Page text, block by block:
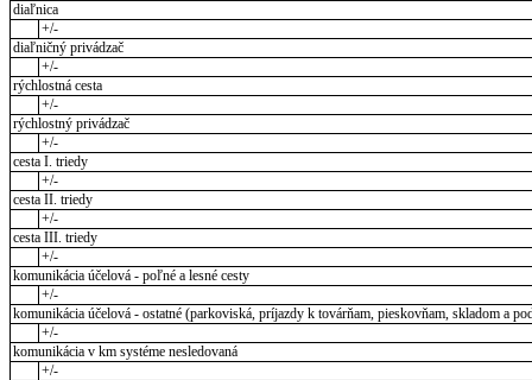
diaľnica
+/-
diaľničný privádzač
+/-
rýchlostná cesta
+/-
rýchlostný privádzač
+/-
cesta I. triedy
+/-
cesta II. triedy
+/-
cesta III. triedy
+/-
komunikácia účelová - poľné a lesné cesty
+/-
komunikácia účelová - ostatné (parkoviská, príjazdy k továrňam, pieskovňam, skladom a
+/-
komunikácia v km systéme nesledovaná
+/-